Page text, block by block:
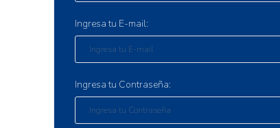
Ingresa tu E-mail:
Ingresa tu Contraseña: